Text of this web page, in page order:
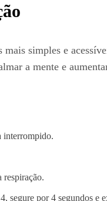
simples e
a mente e
interrompido.
respiração.
segure por 4 segundos e